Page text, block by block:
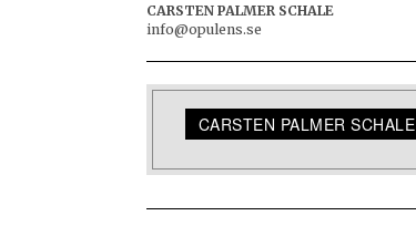
CARSTEN PALMER SCHALE
info@opulens.se
CARSTEN PALMER SCHALE